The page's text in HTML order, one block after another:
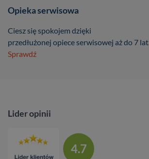
Opieka serwisowa
Ciesz się spokojem dzięki
przedłużonej opiece serwisowej aż do 7 lat.
Sprawdź
Lider opinii
4.7